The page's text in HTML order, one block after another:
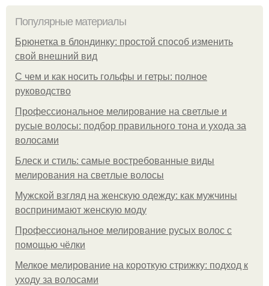
Популярные материалы
Брюнетка в блондинку: простой способ изменить
свой внешний вид
С чем и как носить гольфы и гетры: полное
руководство
Профессиональное мелирование на светлые и
русые волосы: подбор правильного тона и ухода за
волосами
Блеск и стиль: самые востребованные виды
мелирования на светлые волосы
Мужской взгляд на женскую одежду: как мужчины
воспринимают женскую моду
Профессиональное мелирование русых волос с
помощью чёлки
Мелкое мелирование на короткую стрижку: подход к
уходу за волосами